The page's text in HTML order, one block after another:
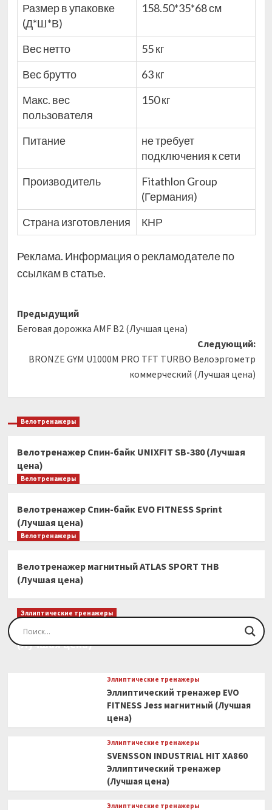
Размер в упаковке
(Д*Ш*В)
158.50*35*68 см
Вес нетто
55 кг
Вес брутто
63 кг
Макс. вес
пользователя
150 кг
Питание
не требует
подключения к сети
Производитель
Fitathlon Group
(Германия)
Страна изготовления
КНР
Реклама. Информация о рекламодателе по
ссылкам в статье.
Навигация
записи
Предыдущий
Беговая дорожка AMF В2 (Лучшая цена)
Следующий:
BRONZE GYM U1000M PRO TFT TURBO Велоэргометр
коммерческий (Лучшая цена)
Велотренажеры
Велотренажер Спин-байк UNIXFIT SB-380 (Лучшая
цена)
Велотренажеры
Велотренажер Спин-байк EVO FITNESS Sprint
(Лучшая цена)
Велотренажеры
Велотренажер магнитный ATLAS SPORT THB
(Лучшая цена)
Эллиптические тренажеры
Эллиптический тренажер EVO FITNESS Orion
(Лучшая цена)
Эллиптические тренажеры
Эллиптический тренажер EVO
FITNESS Jess магнитный (Лучшая
цена)
Эллиптические тренажеры
SVENSSON INDUSTRIAL HIT XA860
Эллиптический тренажер
(Лучшая цена)
Эллиптические тренажеры